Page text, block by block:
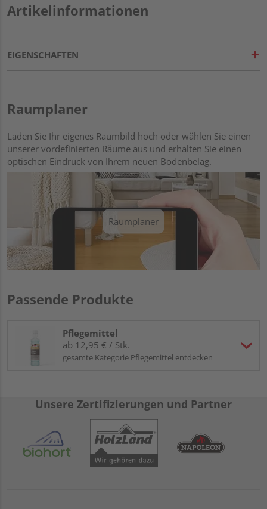
Artikelinformationen
EIGENSCHAFTEN
Raumplaner
Laden Sie Ihr eigenes Raumbild hoch oder wählen Sie einen
unserer vordefinierten Räume aus und erhalten Sie einen
optischen Eindruck von Ihrem neuen Bodenbelag.
Raumplaner
Passende Produkte
Pflegemittel
ab 12,95 € / Stk.
gesamte Kategorie Pflegemittel entdecken
Unsere Zertifizierungen und Partner